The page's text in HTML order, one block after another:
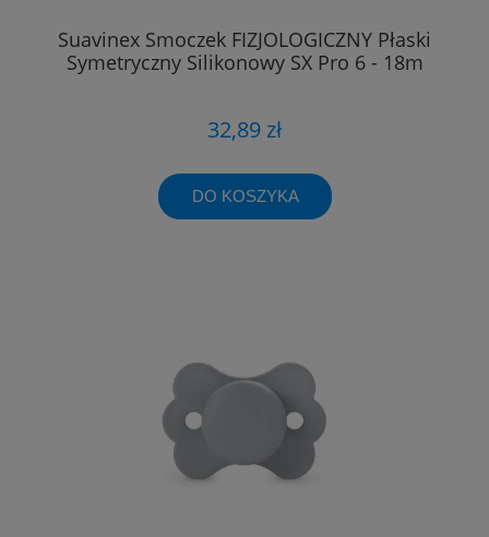
Suavinex Smoczek FIZJOLOGICZNY Płaski
Symetryczny Silikonowy SX Pro 6 - 18m
32,89 zł
DO KOSZYKA